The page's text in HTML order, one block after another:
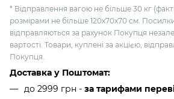
* Відправлення вагою не більше 30 кг
розмірами не більше 120х70х70 см.
відправляються за рахунок Покупця
вартості. Товари, куплені за акцією,
Покупця.
Доставка у Поштомат:
до 2999 грн - за тарифами